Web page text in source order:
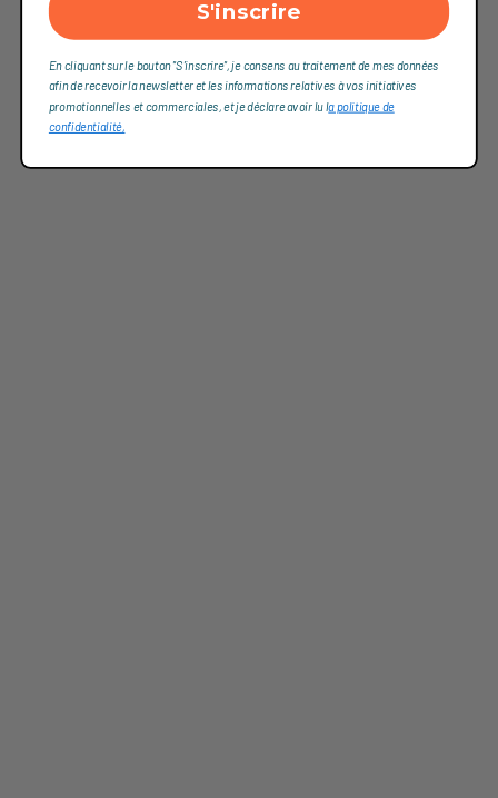
S'inscrire
En cliquant sur le bouton "S'inscrire", je consens au traitement de mes données
afin de recevoir la newsletter et les informations relatives à vos initiatives
promotionnelles et commerciales, et je déclare avoir lu la politique de
confidentialité,